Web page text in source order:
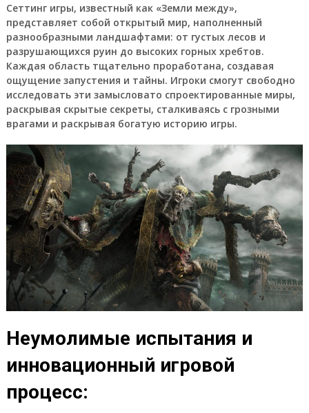
Сеттинг игры, известный как «Земли между»,
представляет собой открытый мир, наполненный
разнообразными ландшафтами: от густых лесов и
разрушающихся руин до высоких горных хребтов.
Каждая область тщательно проработана, создавая
ощущение запустения и тайны. Игроки смогут свободно
исследовать эти замысловато спроектированные миры,
раскрывая скрытые секреты, сталкиваясь с грозными
врагами и раскрывая богатую историю игры.
Неумолимые испытания и
инновационный игровой
процесс: